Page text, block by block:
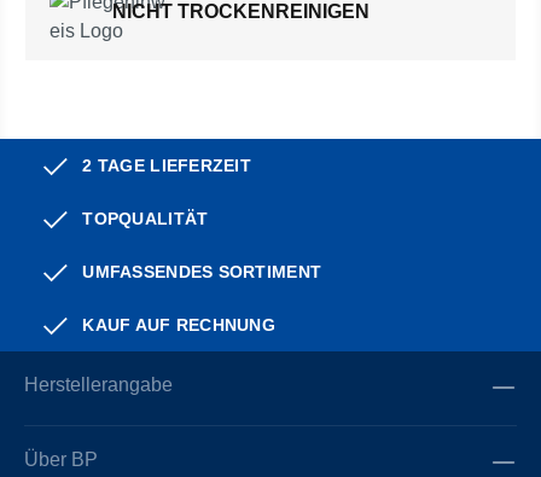
NICHT TROCKENREINIGEN
2 TAGE LIEFERZEIT
TOPQUALITÄT
UMFASSENDES SORTIMENT
KAUF AUF RECHNUNG
Herstellerangabe
Über BP